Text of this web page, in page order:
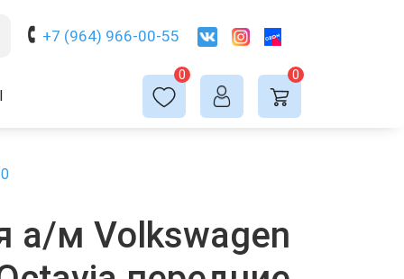
+7 (964) 966-00-55
0 0
а/м Volkswagen